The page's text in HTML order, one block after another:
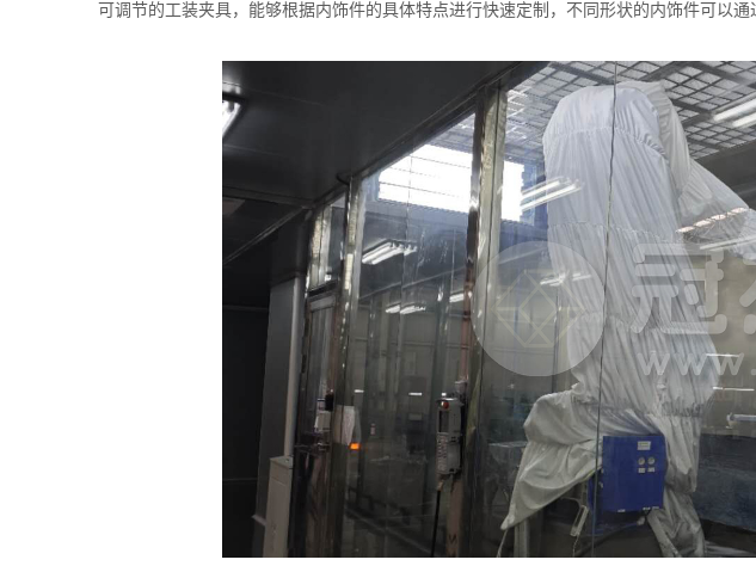
可调节的工装夹具，能够根据内饰件的具体特点进行快速定制，不同形状的内饰件可以